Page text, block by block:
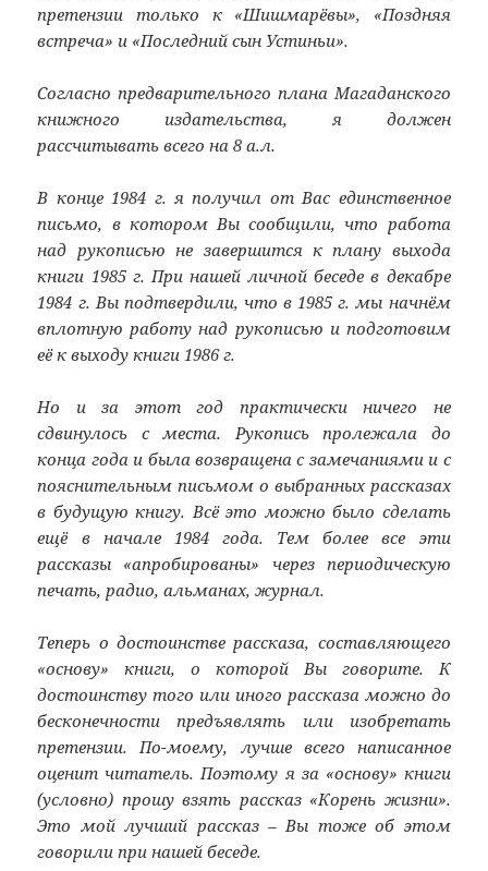
претензии только к «Шишмарёвы», «Поздняя
встреча» и «Последний сын Устиньи».
Согласно предварительного плана Магаданского
книжного издательства, я должен
рассчитывать всего на 8 а.л.
В конце 1984 г. я получил от Вас единственное
письмо, в котором Вы сообщили, что работа
над рукописью не завершится к плану выхода
книги 1985 г. При нашей личной беседе в декабре
1984 г. Вы подтвердили, что в 1985 г. мы начнём
вплотную работу над рукописью и подготовим
её к выходу книги 1986 г.
Но и за этот год практически ничего не
сдвинулось с места. Рукопись пролежала до
конца года и была возвращена с замечаниями и с
пояснительным письмом о выбранных рассказах
в будущую книгу. Всё это можно было сделать
ещё в начале 1984 года. Тем более все эти
рассказы «апробированы» через периодическую
печать, радио, альманах, журнал.
Теперь о достоинстве рассказа, составляющего
«основу» книги, о которой Вы говорите. К
достоинству того или иного рассказа можно до
бесконечности предъявлять или изобретать
претензии. По-моему, лучше всего написанное
оценит читатель. Поэтому я за «основу» книги
(условно) прошу взять рассказ «Корень жизни».
Это мой лучший рассказ – Вы тоже об этом
говорили при нашей беседе.